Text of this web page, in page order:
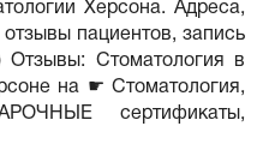
Херсона. Адреса,
пациентов, запись
Стоматология в
на ☛ Стоматология,
сертификаты,